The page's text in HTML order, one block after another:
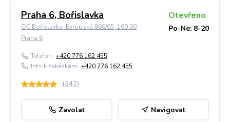
Praha 6, Bořislavka
OC Bořislavka, Evropská 866/65, 160 00
Praha 6
Otevřeno
Po-Ne: 8-20
Telefon: +420 776 162 455
Info k zakázkám: +420 776 162 455
(342)
Zavolat Navigovat